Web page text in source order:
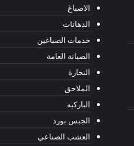
الاصباغ
الدهانات
خدمات الصباغين
الصيانة العامة
النجارة
الملاحق
الباركيه
الجبس بورد
العشب الصناعي